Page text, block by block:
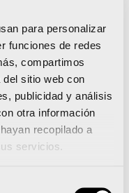
para personalizar
funciones de redes
compartimos
del sitio web con
publicidad y análisis
otra información
recopilado a
servicios.
y
cruzar el
momento
el que
cada